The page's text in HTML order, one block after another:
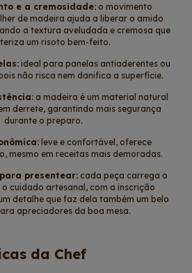
e a cremosidade:o movimento
de madeira ajuda a liberar o amido
a textura aveludada e cremosa que
um risoto bem-feito.
ideal para panelas antiaderentes ou
não risca nem danifica a superfície.
a madeira é um material natural
derrete, garantindo mais segurança
durante o preparo.
leve e confortável, oferece
mesmo em receitas mais demoradas.
presentear:cada peça carrega o
cuidado artesanal, com a inscrição
detalhe que faz dela também um belo
apreciadores da boa mesa.
da Chef